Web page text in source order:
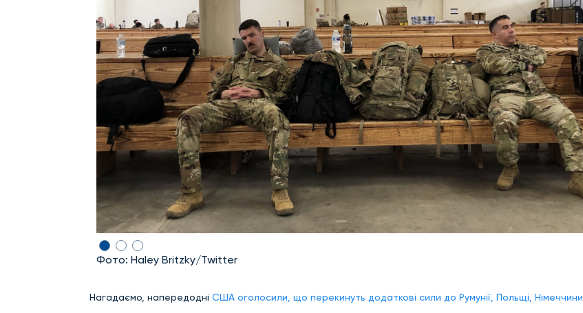
Фото: Haley Britzky/Twitter
Нагадаємо, напередодні США оголосили, що перекинуть додаткові сили до Румунії, Польщі, Німеччини